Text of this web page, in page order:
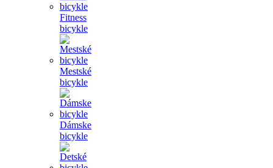
Fitness
bicykle
Mestské
bicykle
Dámske
bicykle